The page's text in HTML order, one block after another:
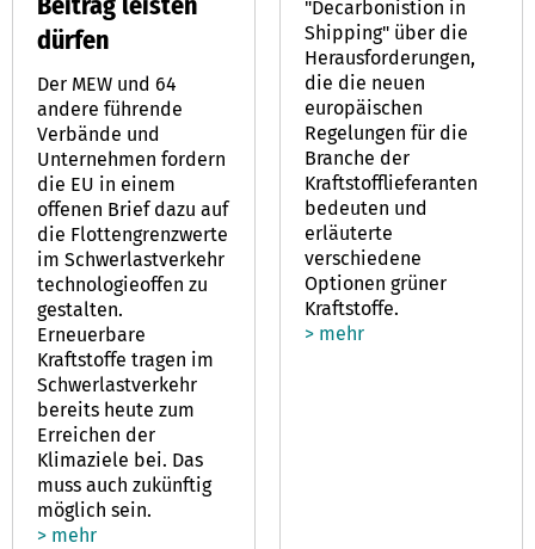
dürfen
Der MEW und 64
andere führende
Verbände und
Unternehmen fordern
die EU in einem
offenen Brief dazu auf
die Flottengrenzwerte
im Schwerlastverkehr
technologieoffen zu
gestalten.
Erneuerbare
Kraftstoffe tragen im
Schwerlastverkehr
bereits heute zum
Erreichen der
Klimaziele bei. Das
muss auch zukünftig
möglich sein.
> mehr
"Decarbonistion in
Shipping" über die
Herausforderungen,
die die neuen
europäischen
Regelungen für die
Branche der
Kraftstofflieferanten
bedeuten und
erläuterte
verschiedene
Optionen grüner
Kraftstoffe.
> mehr